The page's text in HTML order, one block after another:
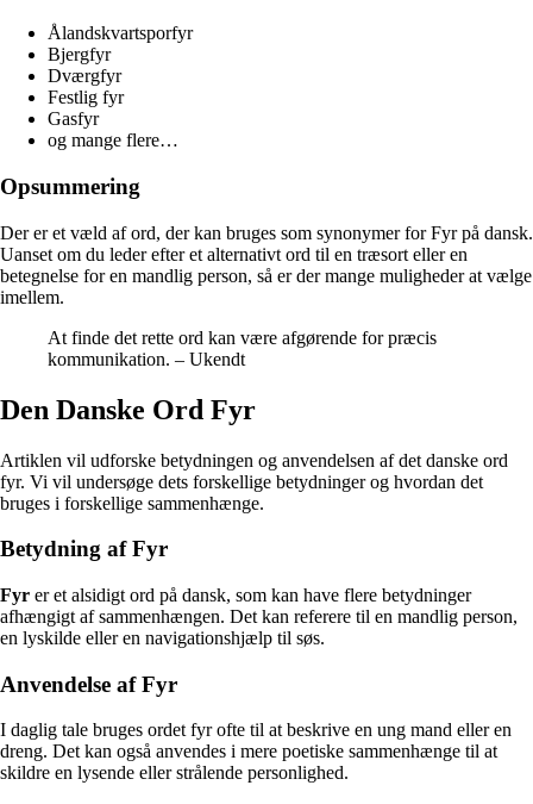
Ålandskvartsporfyr
Bjergfyr
Dværgfyr
Festlig fyr
Gasfyr
og mange flere…
Opsummering
Der er et væld af ord, der kan bruges som synonymer for Fyr på dansk.
Uanset om du leder efter et alternativt ord til en træsort eller en
betegnelse for en mandlig person, så er der mange muligheder at vælge
imellem.
At finde det rette ord kan være afgørende for præcis
kommunikation. – Ukendt
Den Danske Ord Fyr
Artiklen vil udforske betydningen og anvendelsen af det danske ord
fyr. Vi vil undersøge dets forskellige betydninger og hvordan det
bruges i forskellige sammenhænge.
Betydning af Fyr
Fyr er et alsidigt ord på dansk, som kan have flere betydninger
afhængigt af sammenhængen. Det kan referere til en mandlig person,
en lyskilde eller en navigationshjælp til søs.
Anvendelse af Fyr
I daglig tale bruges ordet fyr ofte til at beskrive en ung mand eller en
dreng. Det kan også anvendes i mere poetiske sammenhænge til at
skildre en lysende eller strålende personlighed.